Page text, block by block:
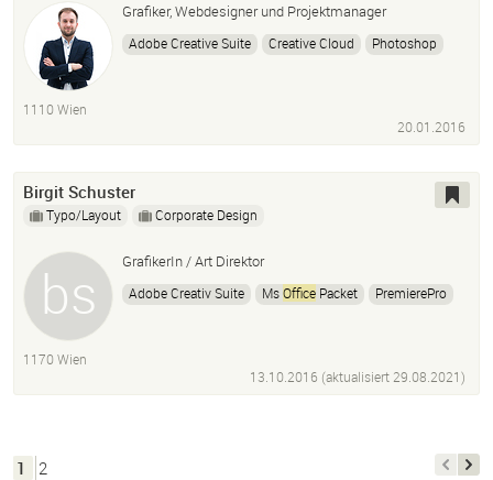
Grafiker, Webdesigner und Projektmanager
Adobe Creative Suite Creative Cloud
Photoshop
1110 Wien
20.01.2016
Birgit Schuster
Typo/Layout Corporate Design
GrafikerIn / Art Direktor
Adobe Creativ Suite MsOffice Packet PremierePro
1170 Wien
13.10.2016 (aktualisiert29.08.2021)
1 2